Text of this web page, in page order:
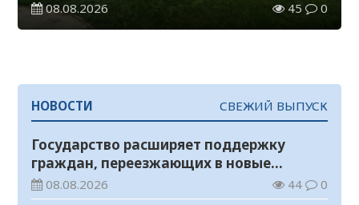
08.08.2026 45 0
НОВОСТИ СВЕЖИЙ ВЫПУСК
Государство расширяет поддержку
граждан, переезжающих в новые
регионы для работы
08.08.2026 44 0